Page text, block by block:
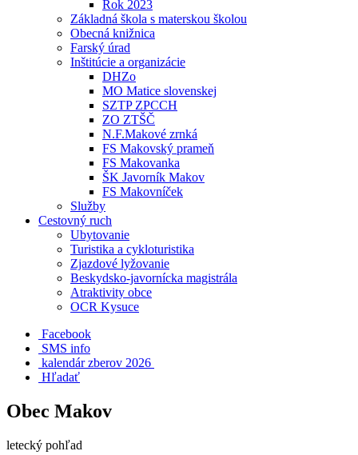
Rok 2023
Základná škola s materskou školou
Obecná knižnica
Farský úrad
Inštitúcie a organizácie
DHZo
MO Matice slovenskej
SZTP ZPCCH
ZO ZTŠČ
N.F.Makové zrnká
FS Makovský prameň
FS Makovanka
ŠK Javorník Makov
FS Makovníček
Služby
Cestovný ruch
Ubytovanie
Turistika a cykloturistika
Zjazdové lyžovanie
Beskydsko-javornícka magistrála
Atraktivity obce
OCR Kysuce
Facebook
SMS info
​ kalendár zberov 2026
Hľadať
Obec Makov
letecký pohľad